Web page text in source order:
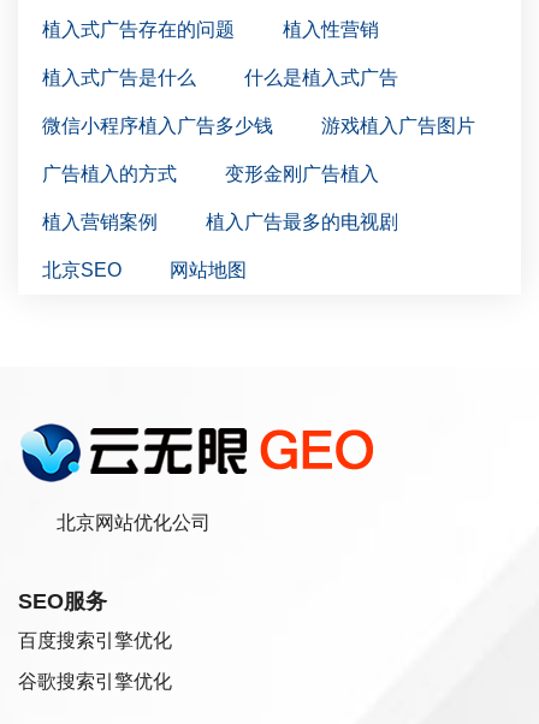
植入式广告存在的问题 植入性营销
植入式广告是什么 什么是植入式广告
微信小程序植入广告多少钱 游戏植入广告图片
广告植入的方式 变形金刚广告植入
植入营销案例 植入广告最多的电视剧
北京SEO 网站地图
北京网站优化公司
SEO服务
百度搜索引擎优化
谷歌搜索引擎优化